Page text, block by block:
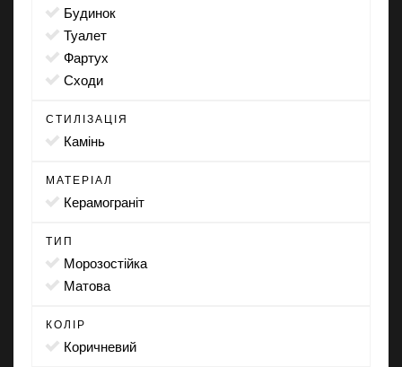
будинок
туалет
фартух
сходи
СТИЛІЗАЦІЯ
камінь
МАТЕРІАЛ
Керамограніт
ТИП
морозостійка
матова
КОЛІР
коричневий